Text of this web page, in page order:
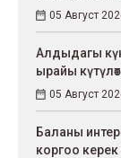
05 Август
Алдыдагы
ырайы
05 Август
Баланы
коргоо